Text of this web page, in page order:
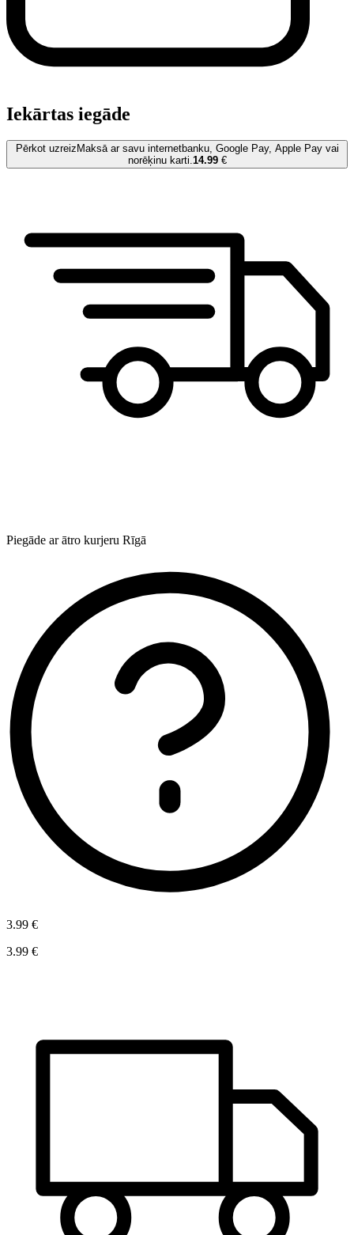
Iekārtas iegāde
Pērkot uzreiz Maksā ar savu internetbanku, Google Pay, Apple Pay vai
norēķinu karti.14.99€
Piegāde ar ātro kurjeru Rīgā
3.99 €
3.99 €